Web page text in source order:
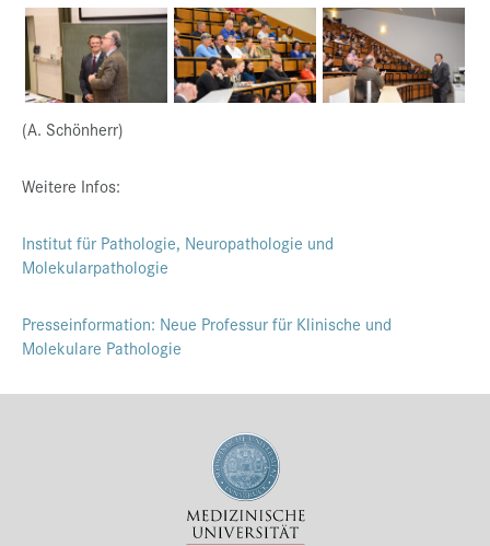
(A. Schönherr)
Weitere Infos:
Institut für Pathologie, Neuropathologie und
Molekularpathologie
Presseinformation: Neue Professur für Klinische und
Molekulare Pathologie